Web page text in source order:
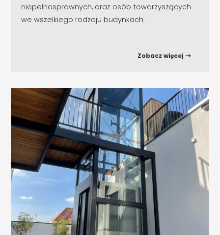
niepełnosprawnych, oraz osób towarzyszących
we wszelkiego rodzaju budynkach.
Zobacz więcej